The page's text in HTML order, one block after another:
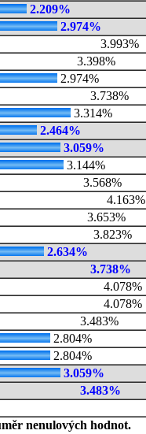
2.209%
2.974%
3.993%
3.398%
2.974%
3.738%
3.314%
2.464%
3.059%
3.144%
3.568%
4.163%
3.653%
3.823%
2.634%
3.738%
4.078%
4.078%
3.483%
2.804%
2.804%
3.059%
3.483%
nenulových hodnot.